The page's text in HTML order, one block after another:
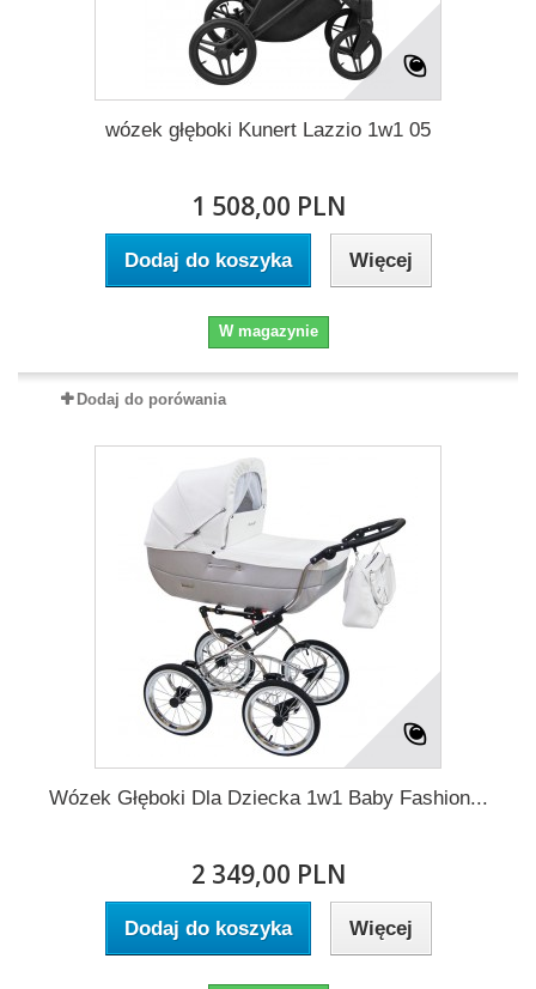
wózek głęboki Kunert Lazzio 1w1 05
1 508,00 PLN
Dodaj do koszyka Więcej
W magazynie
Dodaj do porówania
Wózek Głęboki Dla Dziecka 1w1 Baby Fashion...
2 349,00 PLN
Dodaj do koszyka Więcej